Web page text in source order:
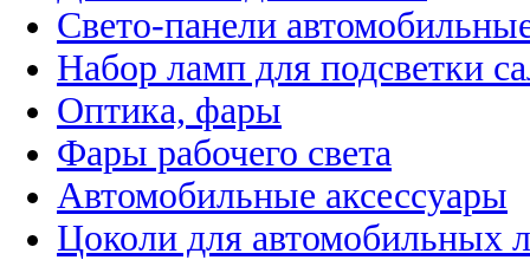
Свето-панели
Набор ламп для подсветки
Оптика, фары
Фары рабочего света
Автомобильные аксессуары
Цоколи для автомобильных